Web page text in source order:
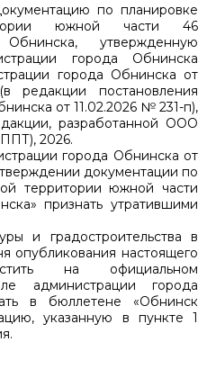
по планировке
южной части 46
утвержденную
города Обнинска
города Обнинска от
постановления
от 11.02.2026 № 231-п),
разработанной ООО
2026.
города Обнинска от
документации по
территории южной части
признать утратившими
и градостроительства в
опубликования настоящего
на официальном
администрации города
в бюллетене «Обнинск
указанную в пункте 1